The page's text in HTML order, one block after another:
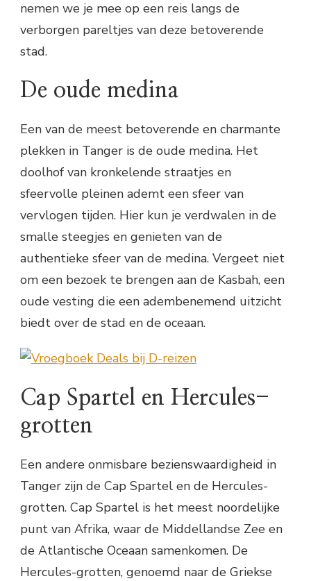
nemen we je mee op een reis langs de
verborgen pareltjes van deze betoverende
stad.
De oude medina
Een van de meest betoverende en charmante
plekken in Tanger is de oude medina. Het
doolhof van kronkelende straatjes en
sfeervolle pleinen ademt een sfeer van
vervlogen tijden. Hier kun je verdwalen in de
smalle steegjes en genieten van de
authentieke sfeer van de medina. Vergeet niet
om een bezoek te brengen aan de Kasbah, een
oude vesting die een adembenemend uitzicht
biedt over de stad en de oceaan.
Cap Spartel en Hercules-
grotten
Een andere onmisbare bezienswaardigheid in
Tanger zijn de Cap Spartel en de Hercules-
grotten. Cap Spartel is het meest noordelijke
punt van Afrika, waar de Middellandse Zee en
de Atlantische Oceaan samenkomen. De
Hercules-grotten, genoemd naar de Griekse